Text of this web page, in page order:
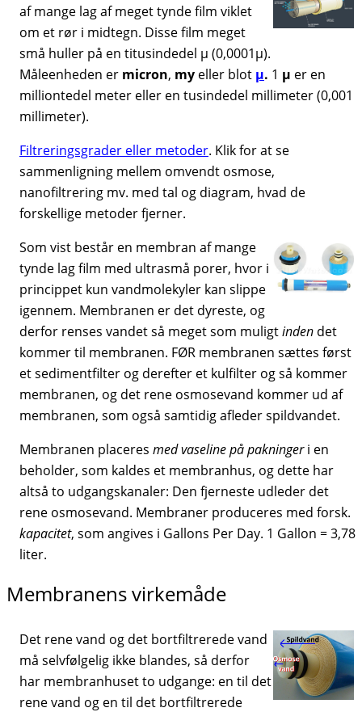
af mange lag af meget tynde film viklet
om et rør i midtegn. Disse film meget
små huller på en titusindedel µ (0,0001µ).
Måleenheden er micron, my eller blot µ. 1 µ er en
milliontedel meter eller en tusindedel millimeter (0,001
millimeter).
Filtreringsgrader eller metoder. Klik for at se
sammenligning mellem omvendt osmose,
nanofiltrering mv. med tal og diagram, hvad de
forskellige metoder fjerner.
Som vist består en membran af mange
tynde lag film med ultrasmå porer, hvor i
princippet kun vandmolekyler kan slippe
igennem. Membranen er det dyreste, og
derfor renses vandet så meget som muligtinden det
kommer til membranen. FØR membranen sættes først
et sedimentfilter og derefter et kulfilter og så kommer
membranen, og det rene osmosevand kommer ud af
membranen, som også samtidig afleder spildvandet.
Membranen placeres med vaseline på pakningeri en
beholder, som kaldes et membranhus, og dette har
altså to udgangskanaler: Den fjerneste udleder det
rene osmosevand. Membraner produceres med forsk.
kapacitet, som angives i Gallons Per Day. 1 Gallon = 3,78
liter.
Membranens virkemåde
Det rene vand og det bortfiltrerede vand
må selvfølgelig ikke blandes, så derfor
har membranhuset to udgange: en til det
rene vand og en til det bortfiltrerede